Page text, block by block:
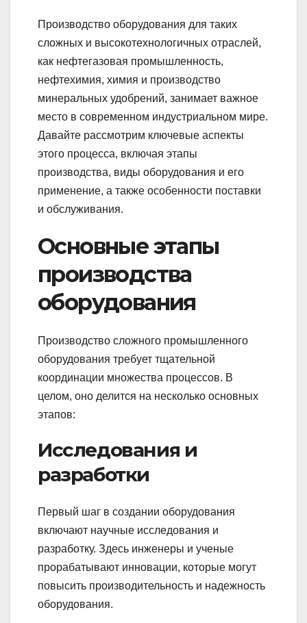
Производство оборудования для таких
сложных и высокотехнологичных отраслей,
как нефтегазовая промышленность,
нефтехимия, химия и производство
минеральных удобрений, занимает важное
место в современном индустриальном мире.
Давайте рассмотрим ключевые аспекты
этого процесса, включая этапы
производства, виды оборудования и его
применение, а также особенности поставки
и обслуживания.
Основные этапы
производства
оборудования
Производство сложного промышленного
оборудования требует тщательной
координации множества процессов. В
целом, оно делится на несколько основных
этапов:
Исследования и
разработки
Первый шаг в создании оборудования
включают научные исследования и
разработку. Здесь инженеры и ученые
прорабатывают инновации, которые могут
повысить производительность и надежность
оборудования.